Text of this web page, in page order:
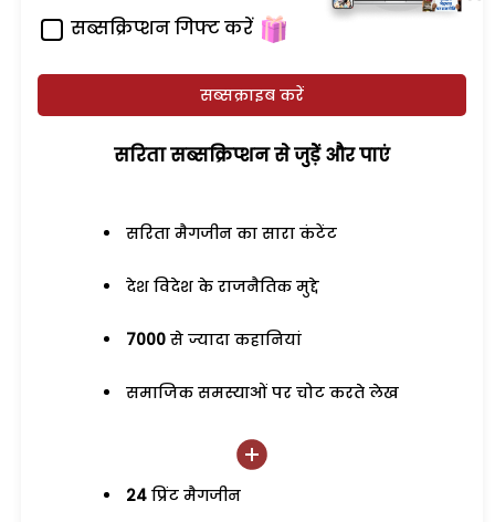
सब्सक्रिप्शन गिफ्ट करें
सब्सक्राइब करें
सरिता सब्सक्रिप्शन से जुड़ेें और पाएं
सरिता मैगजीन का सारा कंटेंट
देश विदेश के राजनैतिक मुद्दे
7000 से ज्यादा कहानियां
समाजिक समस्याओं पर चोट करते लेख
24 प्रिंट मैगजीन